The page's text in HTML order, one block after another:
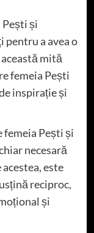
Pești și
a avea o
această mită
femeia Pești
inspirație și
Pești și
necesară
este
reciproc,
și